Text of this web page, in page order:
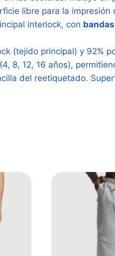
libre para la impresión
interlock, con
(tejido principal) y 92%
8, 12, 16 años),
del reetiquetado.